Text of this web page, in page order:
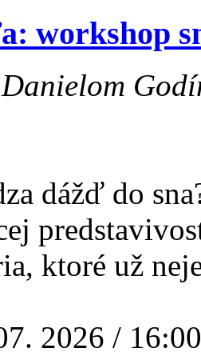
workshop
dážď do
ktoré už
2026 / 16:00